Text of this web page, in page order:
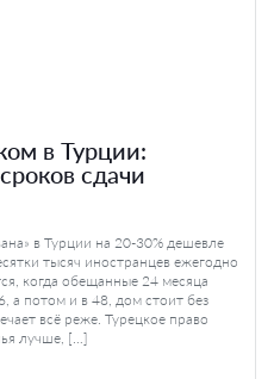
в Турции:
сдачи
в Турции на 20-30% дешевле
тысяч иностранцев ежегодно
когда обещанные 24 месяца
а потом и в 48, дом стоит без
всё реже. Турецкое право
лучше, […]